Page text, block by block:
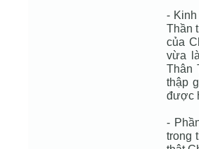
-
Thần
của
vừa
Thân
thập
được
-
trong